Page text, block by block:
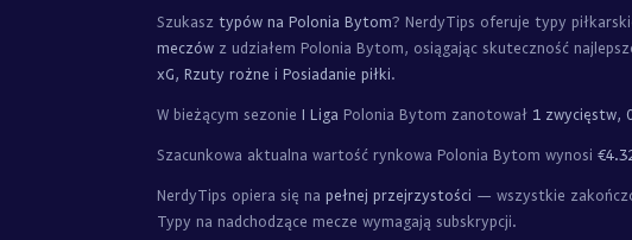
Szukasz typów na Polonia Bytom? NerdyTips oferuje typy
meczów z udziałem Polonia Bytom, osiągając skuteczność
xG, Rzuty rożne i Posiadanie piłki.
W bieżącym sezonie I Liga Polonia Bytom zanotował 1 zwycięstw,
Szacunkowa aktualna wartość rynkowa Polonia Bytom wynosi
NerdyTips opiera się na pełnej przejrzystości — wszystkie
Typy na nadchodzące mecze wymagają subskrypcji.